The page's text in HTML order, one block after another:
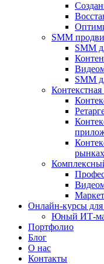
SMM
SMM
SMM
Контекстная
рынках
Онлайн-курсы для
Юный ИТ-
Портфолио
Блог
О нас
Контакты